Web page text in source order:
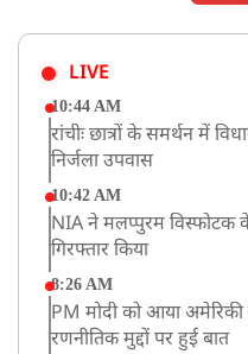
LIVE
10:44 AM
रांचीः छात्रों के समर्थन में
निर्जला उपवास
10:42 AM
NIA ने मलप्पुरम विस्फोटक
गिरफ्तार किया
8:26 AM
PM मोदी को आया अमेरिकी
रणनीतिक मुद्दों पर हुई बात